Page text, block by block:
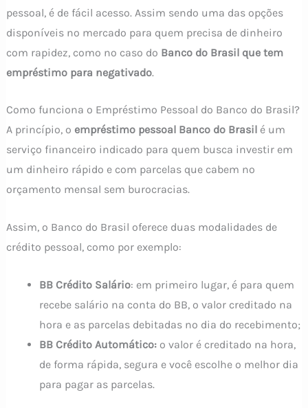
pessoal, é de fácil acesso. Assim sendo uma das opções
disponíveis no mercado para quem precisa de dinheiro
com rapidez, como no caso do Banco do Brasil que tem
empréstimo para negativado.
Como funciona o Empréstimo Pessoal do Banco do Brasil?
A princípio, o empréstimo pessoal Banco do Brasilé um
serviço financeiro indicado para quem busca investir em
um dinheiro rápido e com parcelas que cabem no
orçamento mensal sem burocracias.
Assim, o Banco do Brasil oferece duas modalidades de
crédito pessoal, como por exemplo:
BB Crédito Salário: em primeiro lugar, é para quem
recebe salário na conta do BB, o valor creditado na
hora e as parcelas debitadas no dia do recebimento;
BB Crédito Automático:o valor é creditado na hora,
de forma rápida, segura e você escolhe o melhor dia
para pagar as parcelas.